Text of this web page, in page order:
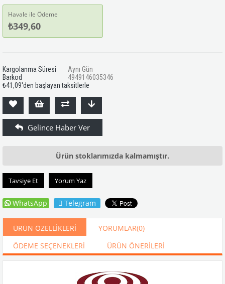
Havale ile Ödeme
₺349,60
Kargolanma Süresi
Aynı Gün
Barkod
4949146035346
₺41,09'den başlayan taksitlerle
Ürün stoklarımızda kalmamıştır.
Tavsiye Et Yorum Yaz
WhatsApp Telegram
ÜRÜN ÖZELLIKLERI YORUMLAR(0)
ÖDEME SEÇENEKLERI
ÜRÜN ÖNERILERI